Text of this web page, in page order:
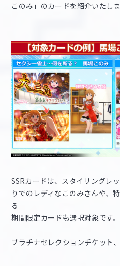
このみ」のカードを紹介いたしま
SSRカードは、スタイリングレ
りでのレディなこのみさんや、
る
期間限定カードも選択対象です。
プラチナセレクションチケット